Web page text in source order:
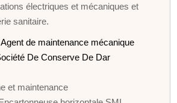
électriques et mécaniques et
sanitaire.
de maintenance mécanique
De Conserve De Dar
et maintenance